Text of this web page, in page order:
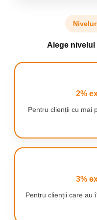
WD2 Plus V-12/6/18 / C
1.628-003.0 ), WD2 Plus V-
Alege nivelul
2%
Pentru clienții cu mai
3%
Pentru clienții care au